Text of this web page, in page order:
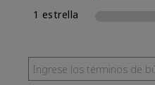
1 estrella